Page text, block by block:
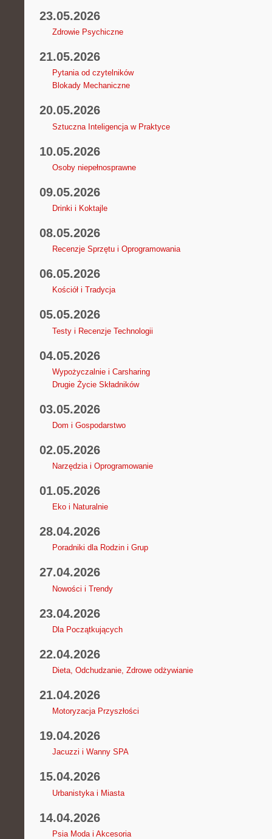
23.05.2026
Zdrowie Psychiczne
21.05.2026
Pytania od czytelników
Blokady Mechaniczne
20.05.2026
Sztuczna Inteligencja w Praktyce
10.05.2026
Osoby niepełnosprawne
09.05.2026
Drinki i Koktajle
08.05.2026
Recenzje Sprzętu i Oprogramowania
06.05.2026
Kościół i Tradycja
05.05.2026
Testy i Recenzje Technologii
04.05.2026
Wypożyczalnie i Carsharing
Drugie Życie Składników
03.05.2026
Dom i Gospodarstwo
02.05.2026
Narzędzia i Oprogramowanie
01.05.2026
Eko i Naturalnie
28.04.2026
Poradniki dla Rodzin i Grup
27.04.2026
Nowości i Trendy
23.04.2026
Dla Początkujących
22.04.2026
Dieta, Odchudzanie, Zdrowe odżywianie
21.04.2026
Motoryzacja Przyszłości
19.04.2026
Jacuzzi i Wanny SPA
15.04.2026
Urbanistyka i Miasta
14.04.2026
Psia Moda i Akcesoria